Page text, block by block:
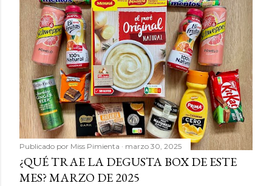
Publicado por Miss Pimienta marzo 30, 2025
¿QUÉ TRAE LA DEGUSTA BOX DE ESTE
MES? MARZO DE 2025